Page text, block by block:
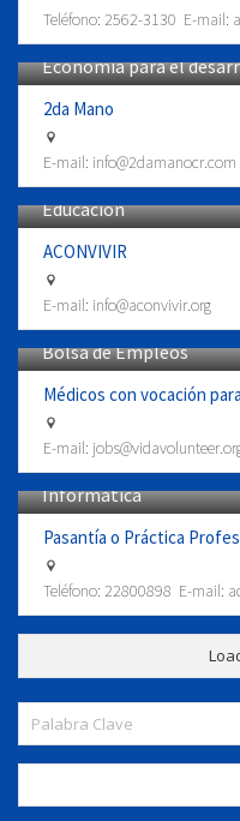
Teléfono: 2562-3130 E-mail:
Economía para el
2da Mano
E-mail: info@2damanocr.com
Educación
ACONVIVIR
E-mail: info@aconvivir.org
Bolsa de Empleos
Médicos con vocación
E-mail:
Informática
Pasantía o Práctica
Teléfono: 22800898 E-mail: